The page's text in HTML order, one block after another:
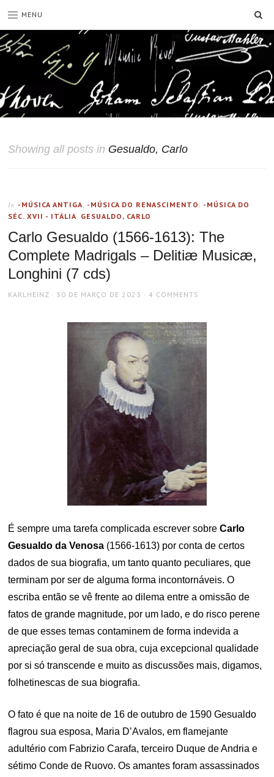
MENU
Showing all posts in Gesualdo, Carlo
In -MÚSICA ANTIGA, -MÚSICA DO RENASCIMENTO , -MÚSICA DO
SÉC. XVII - ITÁLIA, GESUALDO, CARLO
Carlo Gesualdo (1566-1613): The
Complete Madrigals – Delitiæ Musicæ,
Longhini (7 cds)
AUTHOR
KARLHEINZ
POSTED
30 DE MARÇO DE 2023 4 COMMENTS
É sempre uma tarefa complicada escrever sobreCarlo
Gesualdo da Venosa (1566-1613) por conta de certos
dados de sua biografia, um tanto quanto peculiares, que
terminam por ser de alguma forma incontornáveis. O
escriba então se vê frente ao dilema entre a omissão de
fatos de grande magnitude, por um lado, e do risco perene
de que esses temas contaminem de forma indevida a
apreciação geral de sua obra, cuja excepcional qualidade
por si só transcende e muito as discussões mais, digamos,
folhetinescas de sua biografia.
O fato é que na noite de 16 de outubro de 1590 Gesualdo
flagrou sua esposa, Maria D’Avalos, em flamejante
adultério com Fabrizio Carafa, terceiro Duque de Andria e
sétimo Conde de Ruovo. Os amantes foram assassinados